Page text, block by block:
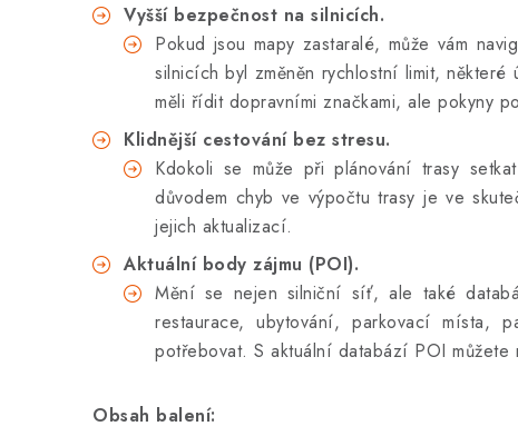
Vyšší bezpečnost na silnicích.
Pokud jsou mapy zastaralé, může vám
silnicích byl změněn rychlostní limit,
měli řídit dopravními značkami, ale pokyny
Klidnější cestování bez stresu.
Kdokoli se může při plánování trasy
důvodem chyb ve výpočtu trasy je ve
jejich aktualizací.
Aktuální body zájmu (POI).
Mění se nejen silniční síť, ale také
restaurace, ubytování, parkovací místa,
potřebovat. S aktuální databází POI
Obsah balení: